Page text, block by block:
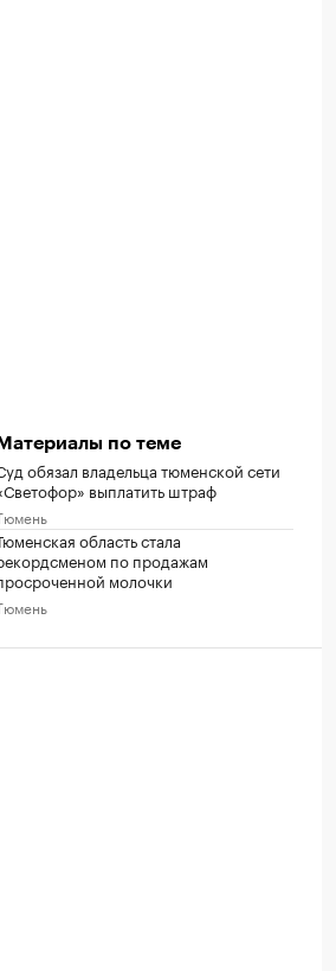
по теме
обязал владельца тюменской сети
выплатить штраф
область стала
по продажам
молочки